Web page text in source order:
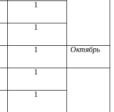
1
1
1 Октябрь
1
1